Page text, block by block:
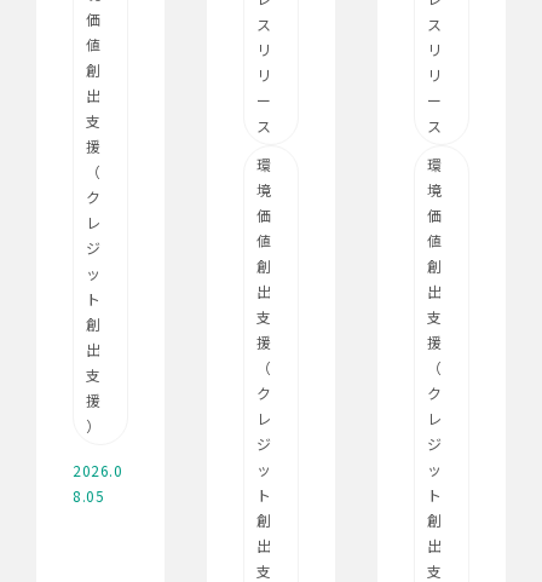
価
値
創
出
支
援
（
ク
レ
ジ
ッ
ト
創
出
支
援
）
2026.0
8.05
ス
リ
リ
ー
ス
環
境
価
値
創
出
支
援
（
ク
レ
ジ
ッ
ト
創
出
支
ス
リ
リ
ー
ス
環
境
価
値
創
出
支
援
（
ク
レ
ジ
ッ
ト
創
出
支